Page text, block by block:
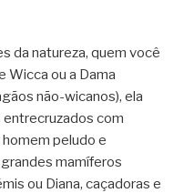
da natureza, quem você
Wicca ou a Dama
não-wicanos), ela
entrecruzados com
peludo e
mamíferos
ou Diana, caçadoras e